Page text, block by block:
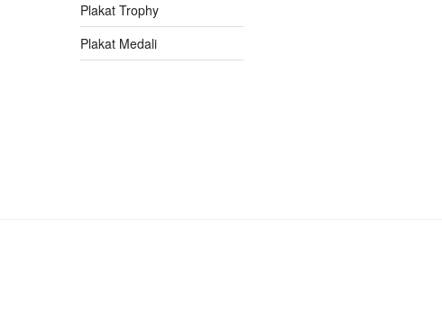
Plakat Trophy
Plakat Medali